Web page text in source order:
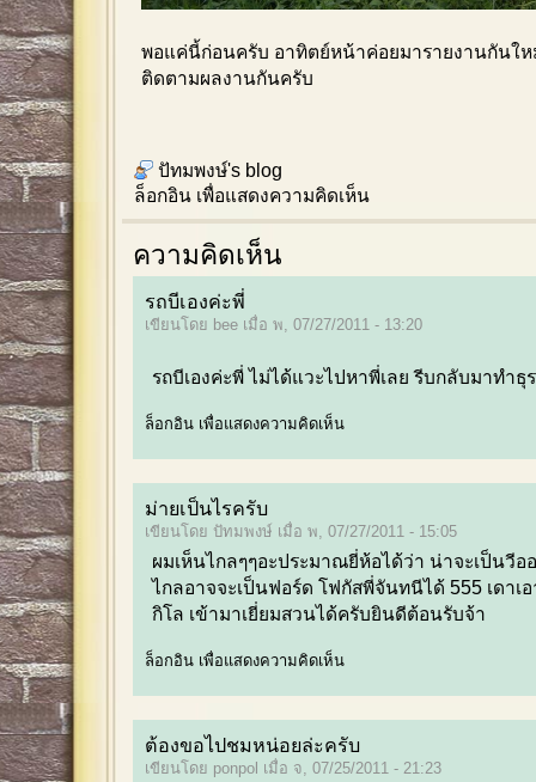
พอแค่นี้ก่อนครับ อาทิตย์หน้าค่อยมารายงานกันใ
ติดตามผลงานกันครับ
ปัทมพงษ์'s blog
ล็อกอิน เพื่อแสดงความคิดเห็น
ความคิดเห็น
รถบีเองค่ะพี่
เขียนโดย bee เมื่อ พ, 07/27/2011 - 13:20
รถบีเองค่ะพี่ ไม่ได้แวะไปหาพี่เลย รีบกลับมาทำธุ
ล็อกอิน เพื่อแสดงความคิดเห็น
ม่ายเป็นไรครับ
เขียนโดย ปัทมพงษ์ เมื่อ พ, 07/27/2011 - 15:05
ผมเห็นไกลๆๆอะประมาณยี่ห้อได้ว่า น่าจะเป็นวีอ
ไกลอาจจะเป็นฟอร์ด โฟกัสพี่จันทนีได้ 555 เดาเอ
กิโล เข้ามาเยี่ยมสวนได้ครับยินดีต้อนรับจ้า
ล็อกอิน เพื่อแสดงความคิดเห็น
ต้องขอไปชมหน่อยล่ะครับ
เขียนโดย ponpol เมื่อ จ, 07/25/2011 - 21:23